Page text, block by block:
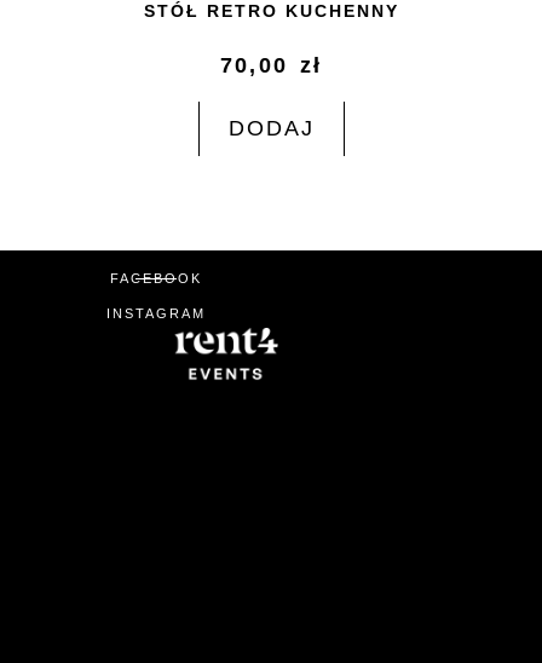
STÓŁ RETRO KUCHENNY
70,00 zł
DODAJ
FACEBOOK
INSTAGRAM